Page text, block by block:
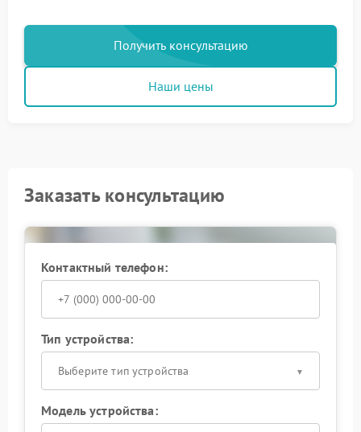
Получить консультацию
Наши цены
Заказать консультацию
Контактный телефон:
Тип устройства:
Выберите тип устройства
Модель устройства: